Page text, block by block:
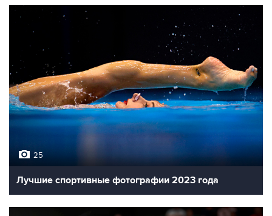
25
Лучшие спортивные фотографии 2023 года